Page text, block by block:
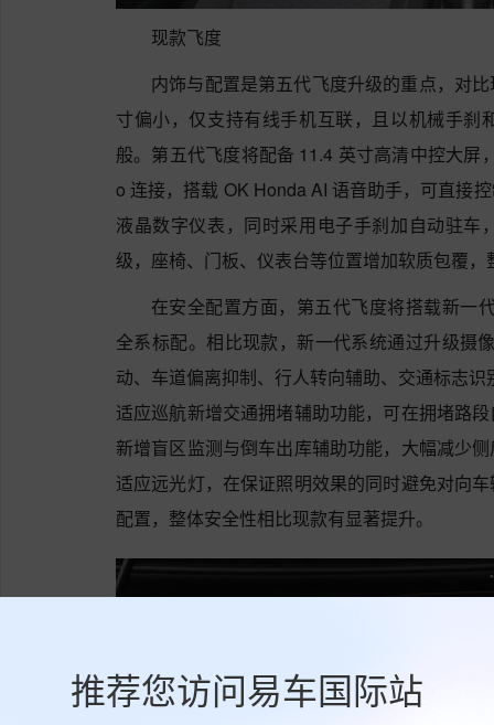
推荐您访问易车国际站
现款飞度
内饰与配置是第五代飞度升级的重点，对
寸偏小，仅支持有线手机互联，且以机械手
般。第五代飞度将配备 11.4 英寸高清中控大
o 连接，搭载 OK Honda AI 语音助手，可直接
液晶数字仪表，同时采用电子手刹加自动驻
级，座椅、门板、仪表台等位置增加软质包覆
在安全配置方面，第五代飞度将搭载新一
全系标配。相比现款，新一代系统通过升级摄
动、车道偏离抑制、行人转向辅助、交通标志
适应巡航新增交通拥堵辅助功能，可在拥堵路
新增盲区监测与倒车出库辅助功能，大幅减少
适应远光灯，在保证照明效果的同时避免对向
配置，整体安全性相比现款有显著提升。